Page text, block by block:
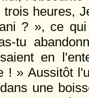
trois heures,
? », ce
tu
en
! » Aussitôt
une